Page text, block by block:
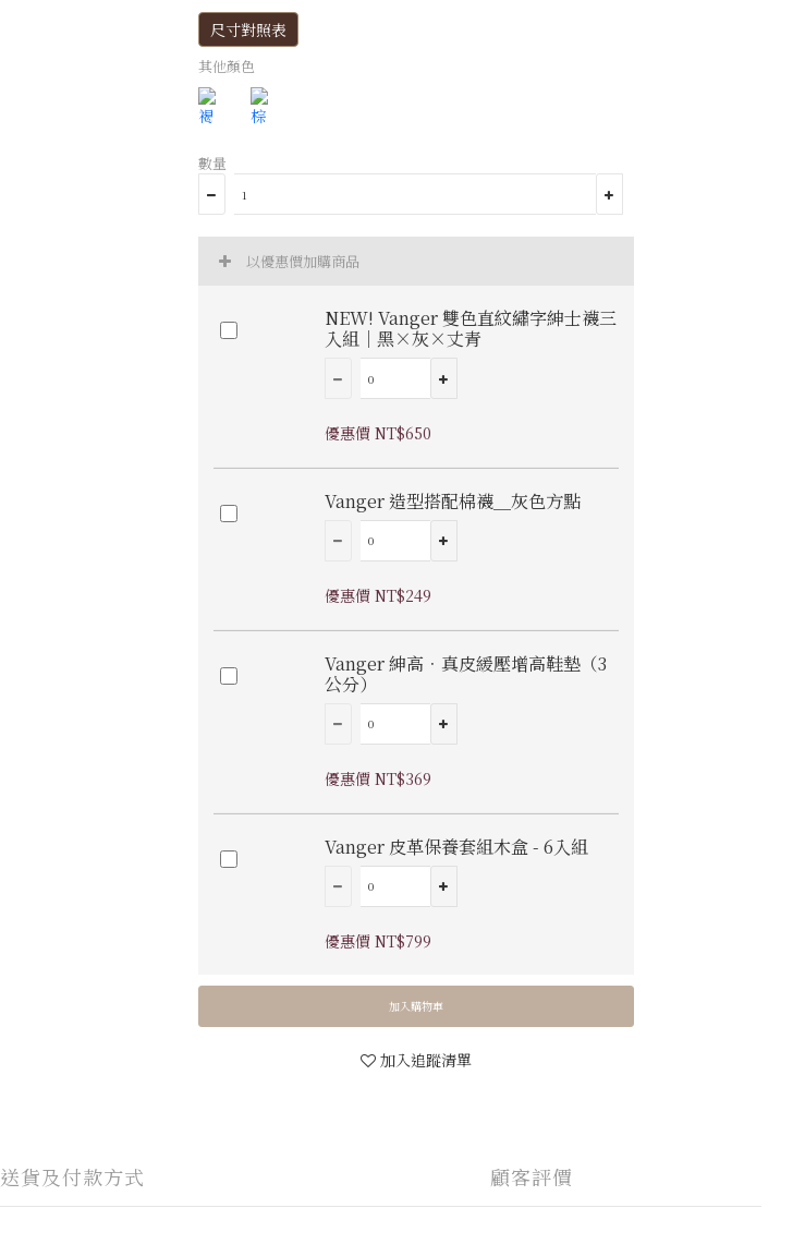
尺寸對照表
其他顏色
數量
以優惠價加購商品
NEW! Vanger 雙色直紋繡字紳士襪三
入組｜黑×灰×丈青
優惠價 NT$650
Vanger 造型搭配棉襪＿灰色方點
優惠價 NT$249
Vanger 紳高．真皮緩壓增高鞋墊（3
公分）
優惠價 NT$369
Vanger 皮革保養套組木盒 - 6入組
優惠價 NT$799
加入購物車
加入追蹤清單
送貨及付款方式 顧客評價